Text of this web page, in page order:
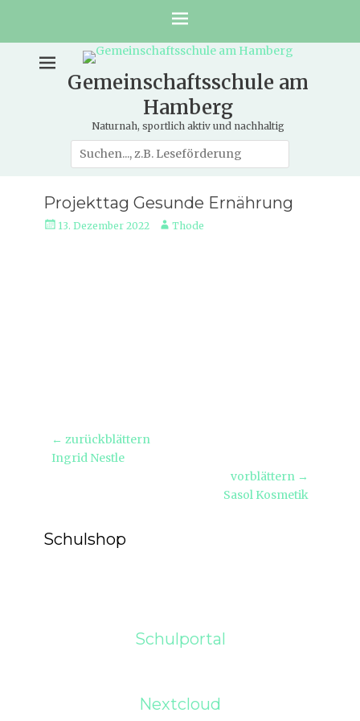
Gemeinschaftsschule am
Hamberg
Naturnah, sportlich aktiv und nachhaltig
Suche
nach:
Projekttag Gesunde Ernährung
Veröffentlicht
13. Dezember 2022 AutorThode
Beitragsnavigation
← zurückblättern
Vorheriger
Ingrid Nestle
vorblättern →
Sasol Kosmetik
Schulshop
Schulportal
Nextcloud